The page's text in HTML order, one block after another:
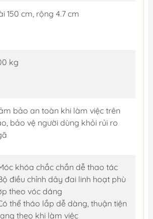
150 cm, rộng 4.7 cm
kg
bảo an toàn khi làm việc trên
bảo vệ người dùng khỏi rủi ro
khóa chắc chắn dễ thao tác
điều chỉnh dây đai linh hoạt phù
theo vóc dáng
thể tháo lắp dễ dàng, thuận tiện
theo khi làm việc